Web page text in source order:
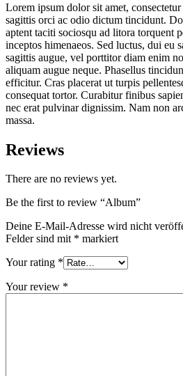
Lorem ipsum dolor sit amet,
sagittis orci ac odio dictum tincidunt.
aptent taciti sociosqu ad litora torquent
inceptos himenaeos. Sed luctus, dui eu
sagittis augue, vel porttitor diam enim
aliquam augue neque. Phasellus
efficitur. Cras placerat ut turpis
consequat tortor. Curabitur finibus
nec erat pulvinar dignissim. Nam non
massa.
Reviews
There are no reviews yet.
Be the first to review “Album”
Deine E-Mail-Adresse wird nicht
Felder sind mit * markiert
Your rating *
Your review *